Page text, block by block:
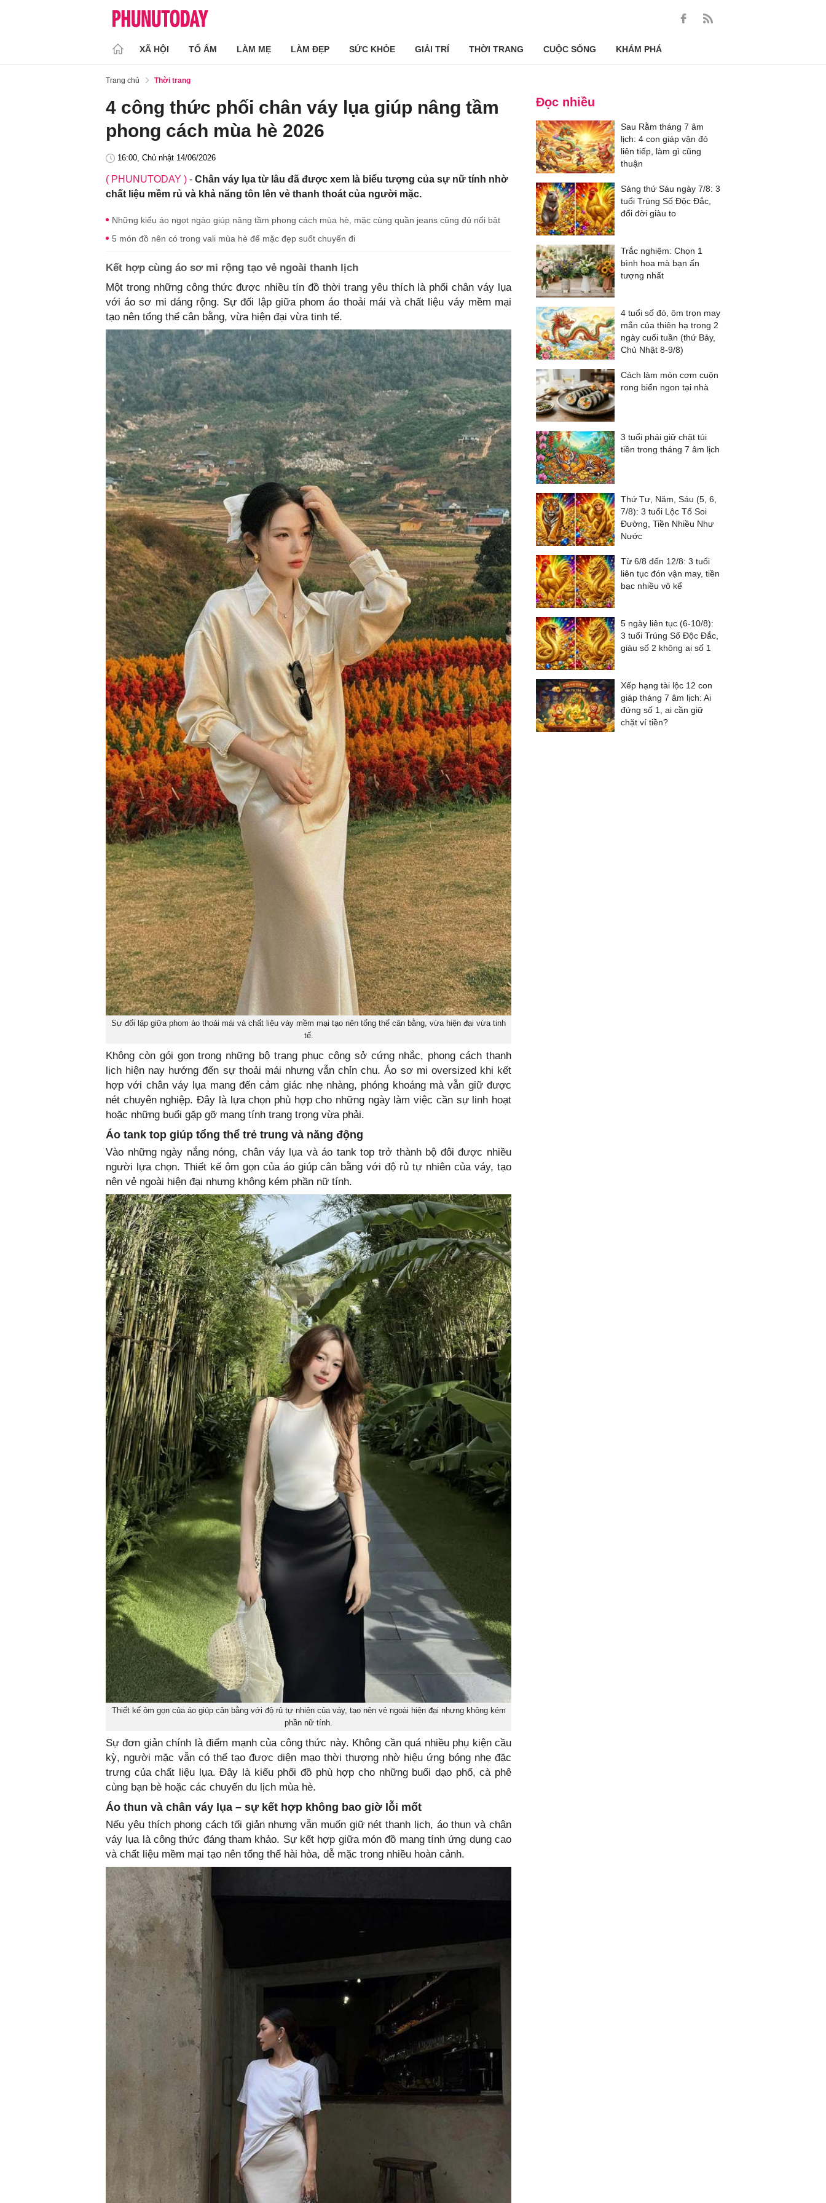
XÃ HỘI TỔ ẤM LÀM MẸ LÀM ĐẸP SỨC KHỎE GIẢI TRÍ THỜI TRANG CUỘC SỐNG KHÁM PHÁ
Trang chủ Thời trang
4 công thức phối chân váy lụa giúp nâng tầm
phong cách mùa hè 2026
16:00, Chủ nhật 14/06/2026
( PHUNUTODAY ) - Chân váy lụa từ lâu đã được xem là biểu tượng của sự nữ tính nhờ
chất liệu mềm rủ và khả năng tôn lên vẻ thanh thoát của người mặc.
Những kiểu áo ngọt ngào giúp nâng tầm phong cách mùa hè, mặc cùng quần jeans cũng đủ nổi bật
5 món đồ nên có trong vali mùa hè để mặc đẹp suốt chuyến đi
Kết hợp cùng áo sơ mi rộng tạo vẻ ngoài thanh lịch
Một trong những công thức được nhiều tín đồ thời trang yêu thích là phối chân váy lụa
với áo sơ mi dáng rộng. Sự đối lập giữa phom áo thoải mái và chất liệu váy mềm mại
tạo nên tổng thể cân bằng, vừa hiện đại vừa tinh tế.
Sự đối lập giữa phom áo thoải mái và chất liệu váy mềm mại tạo nên tổng thể cân bằng, vừa hiện đại vừa tinh
tế.
Không còn gói gọn trong những bộ trang phục công sở cứng nhắc, phong cách thanh
lịch hiện nay hướng đến sự thoải mái nhưng vẫn chỉn chu. Áo sơ mi oversized khi kết
hợp với chân váy lụa mang đến cảm giác nhẹ nhàng, phóng khoáng mà vẫn giữ được
nét chuyên nghiệp. Đây là lựa chọn phù hợp cho những ngày làm việc cần sự linh hoạt
hoặc những buổi gặp gỡ mang tính trang trọng vừa phải.
Áo tank top giúp tổng thể trẻ trung và năng động
Vào những ngày nắng nóng, chân váy lụa và áo tank top trở thành bộ đôi được nhiều
người lựa chọn. Thiết kế ôm gọn của áo giúp cân bằng với độ rủ tự nhiên của váy, tạo
nên vẻ ngoài hiện đại nhưng không kém phần nữ tính.
Thiết kế ôm gọn của áo giúp cân bằng với độ rủ tự nhiên của váy, tạo nên vẻ ngoài hiện đại nhưng không kém
phần nữ tính.
Sự đơn giản chính là điểm mạnh của công thức này. Không cần quá nhiều phụ kiện cầu
kỳ, người mặc vẫn có thể tạo được diện mạo thời thượng nhờ hiệu ứng bóng nhẹ đặc
trưng của chất liệu lụa. Đây là kiểu phối đồ phù hợp cho những buổi dạo phố, cà phê
cùng bạn bè hoặc các chuyến du lịch mùa hè.
Áo thun và chân váy lụa – sự kết hợp không bao giờ lỗi mốt
Nếu yêu thích phong cách tối giản nhưng vẫn muốn giữ nét thanh lịch, áo thun và chân
váy lụa là công thức đáng tham khảo. Sự kết hợp giữa món đồ mang tính ứng dụng cao
và chất liệu mềm mại tạo nên tổng thể hài hòa, dễ mặc trong nhiều hoàn cảnh.
Đọc nhiều
Sau Rằm tháng 7 âm
lịch: 4 con giáp vận đỏ
liên tiếp, làm gì cũng
thuận
Sáng thứ Sáu ngày 7/8: 3
tuổi Trúng Số Độc Đắc,
đổi đời giàu to
Trắc nghiệm: Chọn 1
bình hoa mà bạn ấn
tượng nhất
4 tuổi số đỏ, ôm trọn may
mắn của thiên hạ trong 2
ngày cuối tuần (thứ Bảy,
Chủ Nhật 8-9/8)
Cách làm món cơm cuộn
rong biển ngon tại nhà
3 tuổi phải giữ chặt túi
tiền trong tháng 7 âm lịch
Thứ Tư, Năm, Sáu (5, 6,
7/8): 3 tuổi Lộc Tổ Soi
Đường, Tiền Nhiều Như
Nước
Từ 6/8 đến 12/8: 3 tuổi
liên tục đón vận may, tiền
bạc nhiều vô kể
5 ngày liên tục (6-10/8):
3 tuổi Trúng Số Độc Đắc,
giàu số 2 không ai số 1
Xếp hạng tài lộc 12 con
giáp tháng 7 âm lịch: Ai
đứng số 1, ai cần giữ
chặt ví tiền?